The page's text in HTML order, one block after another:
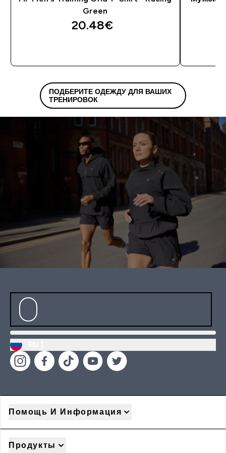
Green
20.48€‎
ПОДБЕРИТЕ ОДЕЖДУ ДЛЯ ВАШИХ
ТРЕНИРОВОК
Помощь И Информация
Продукты